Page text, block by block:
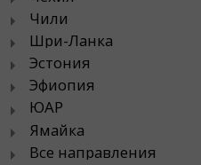
Чили
Шри-Ланка
Эстония
Эфиопия
ЮАР
Ямайка
Все направления